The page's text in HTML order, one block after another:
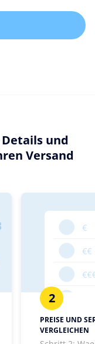
und
Versand
2
PREISE UND
VERGLEICHEN